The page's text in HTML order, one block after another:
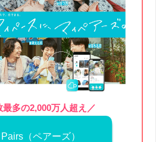
最多の2,000万人超え／
Pairs（ペアーズ）